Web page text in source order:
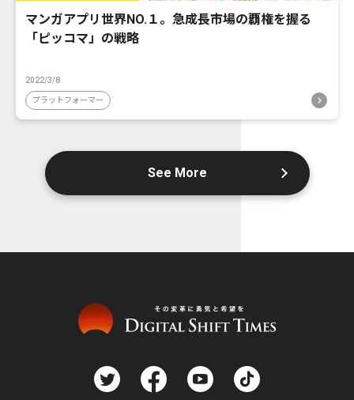
マンガアプリ世界NO.１。急成長市場の覇権を握る
「ピッコマ」の戦略
2022/3/8
プラットフォーマー
See More